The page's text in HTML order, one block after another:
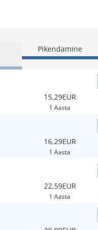
Pikendamine
15,29EUR
1 Aasta
16,29EUR
1 Aasta
22,59EUR
1 Aasta